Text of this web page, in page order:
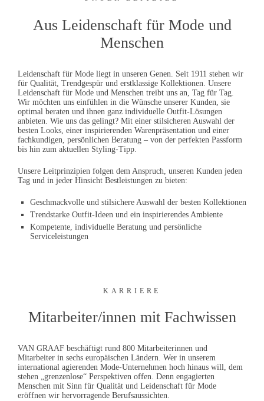
Aus Leidenschaft für Mode und
Menschen
Leidenschaft für Mode liegt in unseren Genen. Seit 1911 stehen wir
für Qualität, Trendgespür und erstklassige Kollektionen. Unsere
Leidenschaft für Mode und Menschen treibt uns an, Tag für Tag.
Wir möchten uns einfühlen in die Wünsche unserer Kunden, sie
optimal beraten und ihnen ganz individuelle Outfit-Lösungen
anbieten. Wie uns das gelingt? Mit einer stilsicheren Auswahl der
besten Looks, einer inspirierenden Warenpräsentation und einer
fachkundigen, persönlichen Beratung – von der perfekten Passform
bis hin zum aktuellen Styling-Tipp.
Unsere Leitprinzipien folgen dem Anspruch, unseren Kunden jeden
Tag und in jeder Hinsicht Bestleistungen zu bieten:
Geschmackvolle und stilsichere Auswahl der besten Kollektionen
Trendstarke Outfit-Ideen und ein inspirierendes Ambiente
Kompetente, individuelle Beratung und persönliche
Serviceleistungen
KARRIERE
Mitarbeiter/innen mit Fachwissen
VAN GRAAF beschäftigt rund 800 Mitarbeiterinnen und
Mitarbeiter in sechs europäischen Ländern. Wer in unserem
international agierenden Mode-Unternehmen hoch hinaus will, dem
stehen „grenzenlose“ Perspektiven offen. Denn engagierten
Menschen mit Sinn für Qualität und Leidenschaft für Mode
eröffnen wir hervorragende Berufsaussichten.